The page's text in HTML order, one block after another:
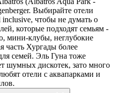
Выбирайте отели
чтобы не думать о
которые подходят семьям -
мини-клубы, неглубокие
Хургады более
семей. Эль Гуна тоже
шумных дискотек, зато много
отели с аквапарками и